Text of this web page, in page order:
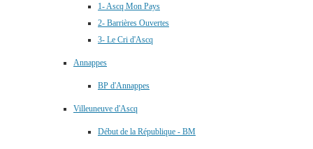
1- Ascq Mon Pays
2- Barrières Ouvertes
3- Le Cri d'Ascq
Annappes
BP d'Annappes
Villeuneuve d'Ascq
Début de la République - BM